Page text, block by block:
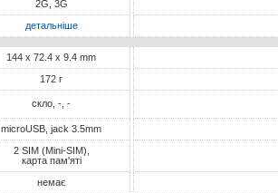
2G, 3G
детальніше
144 x 72.4 x 9.4 mm
172 г
скло, -, -
microUSB, jack 3.5mm
2 SIM (Mini-SIM),
карта пам'яті
немає